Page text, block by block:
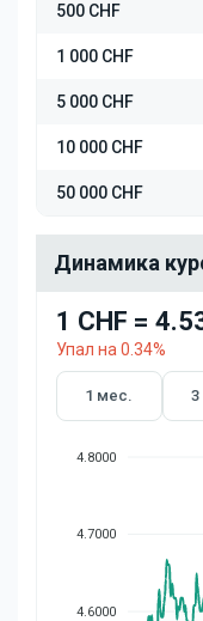
500 CHF
1 000 CHF
5 000 CHF
10 000 CHF
50 000 CHF
Динамика
1 CHF =
Упал на 0.34%
1 мес. 3
4.8000
4.7000
4.6000